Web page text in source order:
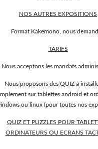
NOS AUTRES EXPOSITIONS
Format Kakemono, nous
TARIFS
Nous acceptons les mandats
Nous proposons des QUIZ à
sur tablettes android et
ou linux (pour toutes nos
QUIZ ET PUZZLES POUR
ORDINATEURS OU ECRANS